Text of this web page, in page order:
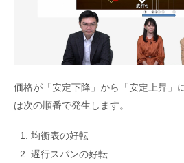
価格が「安定下降」から「安定上昇」
は次の順番で発生します。
均衡表の好転
遅行スパンの好転